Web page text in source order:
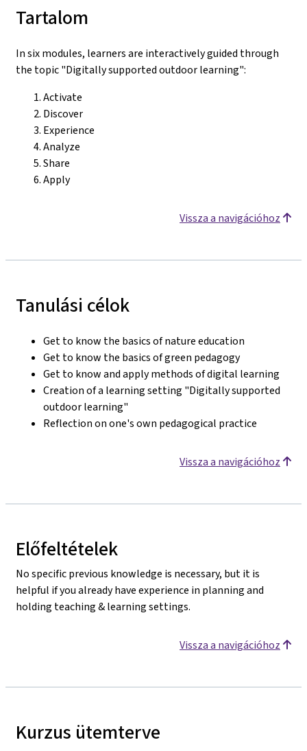
Tartalom
In six modules, learners are interactively guided through
the topic "Digitally supported outdoor learning":
Activate
Discover
Experience
Analyze
Share
Apply
Vissza a navigációhoz
Tanulási célok
Get to know the basics of nature education
Get to know the basics of green pedagogy
Get to know and apply methods of digital learning
Creation of a learning setting "Digitally supported
outdoor learning"
Reflection on one's own pedagogical practice
Vissza a navigációhoz
Előfeltételek
No specific previous knowledge is necessary, but it is
helpful if you already have experience in planning and
holding teaching & learning settings.
Vissza a navigációhoz
Kurzus ütemterve